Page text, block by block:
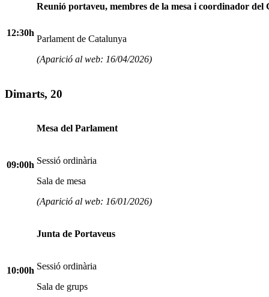
12:30h
Reunió portaveu, membres de la mesa i coordinador del
Parlament de Catalunya
(Aparició al web: 16/04/2026)
Dimarts, 20
09:00h
Mesa del Parlament
Sessió ordinària
Sala de mesa
(Aparició al web: 16/01/2026)
10:00h
Junta de Portaveus
Sessió ordinària
Sala de grups